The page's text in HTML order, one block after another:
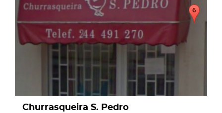
page
Churrasqueira S. Pedro